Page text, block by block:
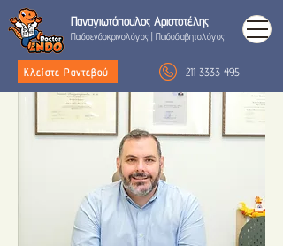
Παναγιωτόπουλος Αριστοτέλης
Παιδοενδοκρινολόγος Παιδοδιαβητολόγος
Κλείστε Ραντεβού 211 3333 495